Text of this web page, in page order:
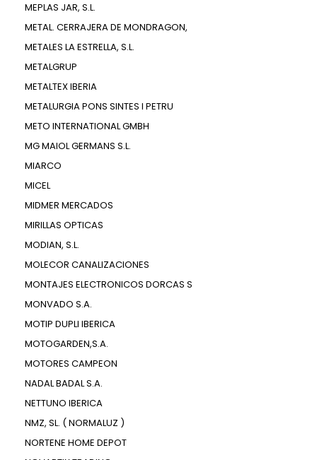
MEPLAS JAR, S.L.
METAL. CERRAJERA DE MONDRAGON,
METALES LA ESTRELLA, S.L.
METALGRUP
METALTEX IBERIA
METALURGIA PONS SINTES I PETRU
METO INTERNATIONAL GMBH
MG MAIOL GERMANS S.L.
MIARCO
MICEL
MIDMER MERCADOS
MIRILLAS OPTICAS
MODIAN, S.L.
MOLECOR CANALIZACIONES
MONTAJES ELECTRONICOS DORCAS S
MONVADO S.A.
MOTIP DUPLI IBERICA
MOTOGARDEN,S.A.
MOTORES CAMPEON
NADAL BADAL S.A.
NETTUNO IBERICA
NMZ, SL. ( NORMALUZ )
NORTENE HOME DEPOT